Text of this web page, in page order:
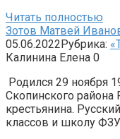
Читать полностью
Зотов Матвей
05.06.2022Рубрика:
Калинина Елена 0
Родился 29 ноября
Скопинского района
крестьянина.
классов и школу